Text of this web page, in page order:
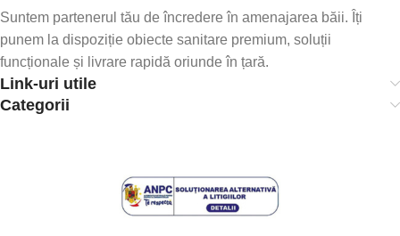
Suntem partenerul tău de încredere în amenajarea băii. Îți
punem la dispoziție obiecte sanitare premium, soluții
funcționale și livrare rapidă oriunde în țară.
Link-uri utile
Categorii